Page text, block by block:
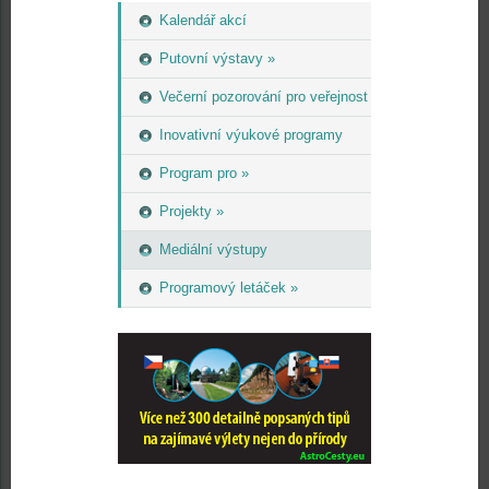
Kalendář akcí
Putovní výstavy »
Večerní pozorování pro veřejnost
Inovativní výukové programy
Program pro »
Projekty »
Mediální výstupy
Programový letáček »